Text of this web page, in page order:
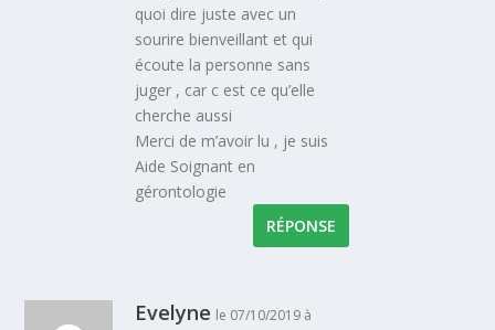
quoi dire juste avec un
sourire bienveillant et qui
écoute la personne sans
juger , car c est ce qu’elle
cherche aussi
Merci de m’avoir lu , je suis
Aide Soignant en
gérontologie
RÉPONSE
Evelyne le 07/10/2019 à